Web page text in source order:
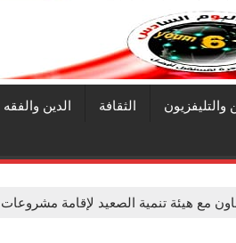
والتليفزيون الثقافة الدين والفقه
مع هيئة تنمية الصعيد لإقامة